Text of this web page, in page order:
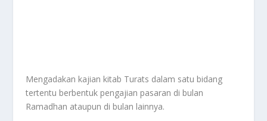
Mengadakan kajian kitab Turats dalam satu bidang
tertentu berbentuk pengajian pasaran di bulan
Ramadhan ataupun di bulan lainnya.